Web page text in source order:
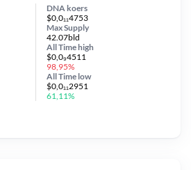
DNA koers
$0,0₁₁4753
Max Supply
42.07bld
All Timehigh
$0,0₉4511
98,95%
All Time low
$0,0₁₁2951
61,11%